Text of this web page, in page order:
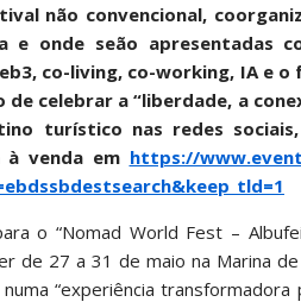
não convencional,
e onde seão apresentadas
co-living, co-working, IA e
celebrar a “liberdade, a
turístico nas redes
à venda em https://
o “Nomad World Fest –
de 27 a 31 de maio na Marina
numa “experiência